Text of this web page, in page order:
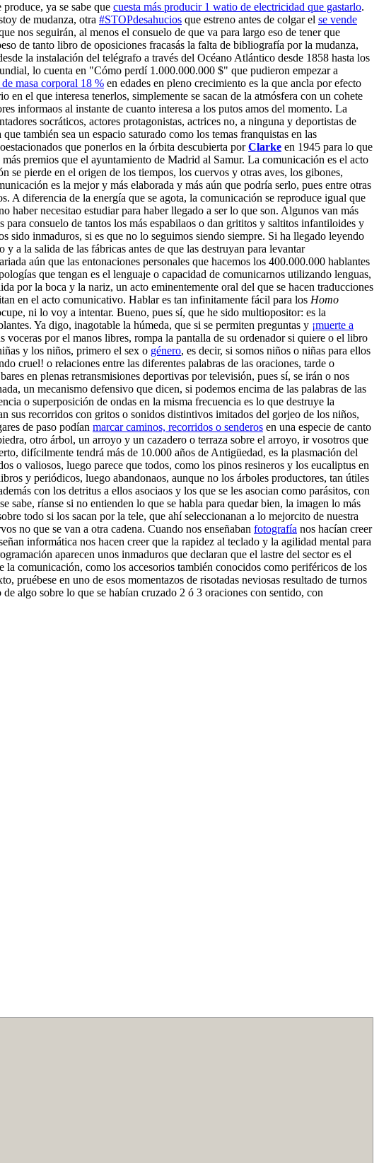
ya se sabe que cuesta más producir 1 watio de electricidad que gastarlo.
de mudanza, otra #STOPdesahucios que estreno antes de colgar el se vende
nos seguirán, al menos el consuelo de que va para largo eso de tener que
de tanto libro de oposiciones fracasás la falta de bibliografía por la mudanza,
la instalación del telégrafo a través del Océano Atlántico desde 1858 hasta los
lo cuenta en "Cómo perdí 1.000.000.000 $" que pudieron empezar a
masa corporal 18 % en edades en pleno crecimiento es la que ancla por efecto
el que interesa tenerlos, simplemente se sacan de la atmósfera con un cohete
informaos al instante de cuanto interesa a los putos amos del momento. La
socráticos, actores protagonistas, actrices no, a ninguna y deportistas de
también sea un espacio saturado como los temas franquistas en las
que ponerlos en la órbita descubierta porClarke en 1945 para lo que
premios que el ayuntamiento de Madrid al Samur. La comunicación es el acto
se pierde en el origen de los tiempos, los cuervos y otras aves, los gibones,
es la mejor y más elaborada y más aún que podría serlo, pues entre otras
A diferencia de la energía que se agota, la comunicación se reproduce igual que
haber necesitao estudiar para haber llegado a ser lo que son. Algunos van más
consuelo de tantos los más espabilaos o dan grititos y saltitos infantiloides y
sido inmaduros, si es que no lo seguimos siendo siempre. Si ha llegado leyendo
y a la salida de las fábricas antes de que las destruyan para levantar
aún que las entonaciones personales que hacemos los 400.000.000 hablantes
que tengan es el lenguaje o capacidad de comunicarnos utilizando lenguas,
por la boca y la nariz, un acto eminentemente oral del que se hacen traducciones
en el acto comunicativo. Hablar es tan infinitamente fácil para los Homo
ni lo voy a intentar. Bueno, pues sí, que he sido multiopositor: es la
Ya digo, inagotable la húmeda, que si se permiten preguntas y ¡muerte a
por el manos libres, rompa la pantalla de su ordenador si quiere o el libro
y los niños, primero el sex o género, es decir, si somos niños o niñas para ellos
cruel! o relaciones entre las diferentes palabras de las oraciones, tarde o
en plenas retransmisiones deportivas por televisión, pues sí, se irán o nos
un mecanismo defensivo que dicen, si podemos encima de las palabras de las
o superposición de ondas en la misma frecuencia es lo que destruye la
sus recorridos con gritos o sonidos distintivos imitados del gorjeo de los niños,
de paso podían marcar caminos, recorridos o senderos en una especie de canto
otro árbol, un arroyo y un cazadero o terraza sobre el arroyo, ir vosotros que
difícilmente tendrá más de 10.000 años de Antigüedad, es la plasmación del
o valiosos, luego parece que todos, como los pinos resineros y los eucaliptus en
y periódicos, luego abandonaos, aunque no los árboles productores, tan útiles
con los detritus a ellos asociaos y los que se les asocian como parásitos, con
sabe, ríanse si no entienden lo que se habla para quedar bien, la imagen lo más
todo si los sacan por la tele, que ahí seleccionanan a lo mejorcito de nuestra
no que se van a otra cadena. Cuando nos enseñaban fotografía nos hacían creer
informática nos hacen creer que la rapidez al teclado y la agilidad mental para
aparecen unos inmaduros que declaran que el lastre del sector es el
la comunicación, como los accesorios también conocidos como periféricos de los
pruébese en uno de esos momentazos de risotadas neviosas resultado de turnos
algo sobre lo que se habían cruzado 2 ó 3 oraciones con sentido, con